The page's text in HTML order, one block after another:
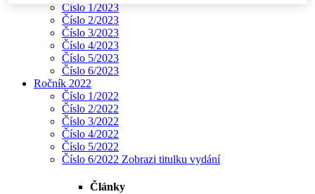
Číslo 1/2023
Číslo 2/2023
Číslo 3/2023
Číslo 4/2023
Číslo 5/2023
Číslo 6/2023
Ročník 2022
Číslo 1/2022
Číslo 2/2022
Číslo 3/2022
Číslo 4/2022
Číslo 5/2022
Číslo 6/2022 Zobrazi titulku vydání
Články